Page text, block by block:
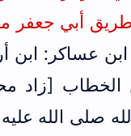
عساكر:
[زاد
صلى الله عليه